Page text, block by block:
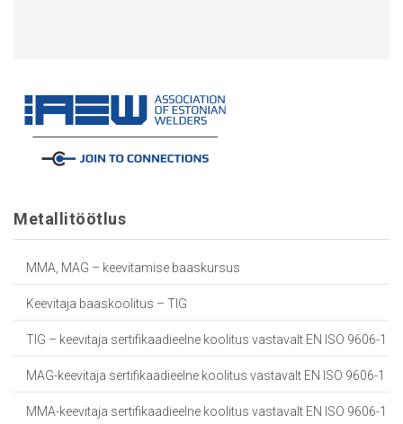
Metallitöötlus
MMA, MAG – keevitamise baaskursus
Keevitaja baaskoolitus – TIG
TIG – keevitaja sertifikaadieelne koolitus vastavalt EN ISO 9606-1
MAG-keevitaja sertifikaadieelne koolitus vastavalt EN ISO 9606-1
MMA-keevitaja sertifikaadieelne koolitus vastavalt EN ISO 9606-1